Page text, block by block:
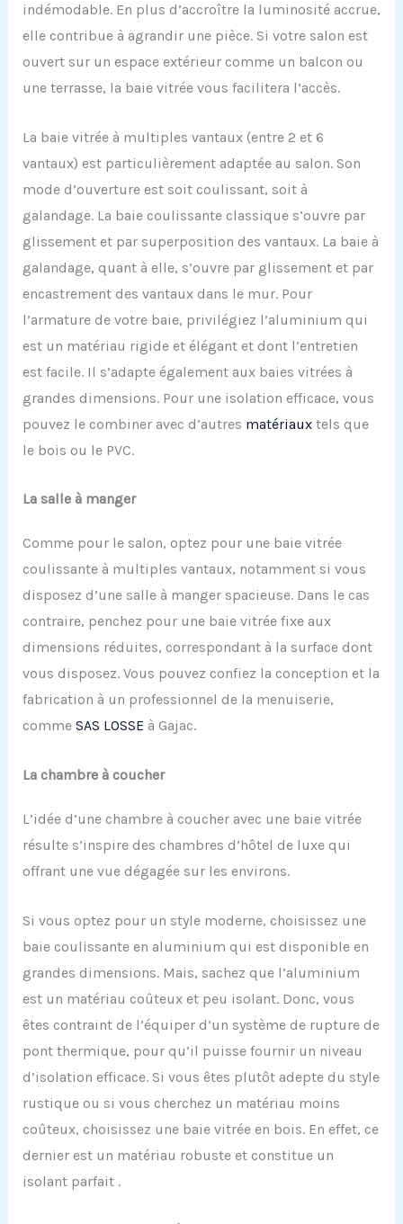
indémodable. En plus d’accroître la luminosité accrue,
elle contribue à agrandir une pièce. Si votre salon est
ouvert sur un espace extérieur comme un balcon ou
une terrasse, la baie vitrée vous facilitera l’accès.
La baie vitrée à multiples vantaux (entre 2 et 6
vantaux) est particulièrement adaptée au salon. Son
mode d’ouverture est soit coulissant, soit à
galandage. La baie coulissante classique s’ouvre par
glissement et par superposition des vantaux. La baie à
galandage, quant à elle, s’ouvre par glissement et par
encastrement des vantaux dans le mur. Pour
l’armature de votre baie, privilégiez l’aluminium qui
est un matériau rigide et élégant et dont l’entretien
est facile. Il s’adapte également aux baies vitrées à
grandes dimensions. Pour une isolation efficace, vous
pouvez le combiner avec d’autres matériauxtels que
le bois ou le PVC.
La salle à manger
Comme pour le salon, optez pour une baie vitrée
coulissante à multiples vantaux, notamment si vous
disposez d’une salle à manger spacieuse. Dans le cas
contraire, penchez pour une baie vitrée fixe aux
dimensions réduites, correspondant à la surface dont
vous disposez. Vous pouvez confiez la conception et la
fabrication à un professionnel de la menuiserie,
comme SAS LOSSE à Gajac.
La chambre à coucher
L’idée d’une chambre à coucher avec une baie vitrée
résulte s’inspire des chambres d’hôtel de luxe qui
offrant une vue dégagée sur les environs.
Si vous optez pour un style moderne, choisissez une
baie coulissante en aluminium qui est disponible en
grandes dimensions. Mais, sachez que l’aluminium
est un matériau coûteux et peu isolant. Donc, vous
êtes contraint de l’équiper d’un système de rupture de
pont thermique, pour qu’il puisse fournir un niveau
d’isolation efficace. Si vous êtes plutôt adepte du style
rustique ou si vous cherchez un matériau moins
coûteux, choisissez une baie vitrée en bois. En effet, ce
dernier est un matériau robuste et constitue un
isolant parfait .